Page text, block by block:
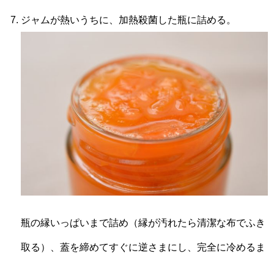
ジャムが熱いうちに、加熱殺菌した瓶に詰める。
瓶の縁いっぱいまで詰め（縁が汚れたら清潔な布でふき
取る）、蓋を締めてすぐに逆さまにし、完全に冷めるま